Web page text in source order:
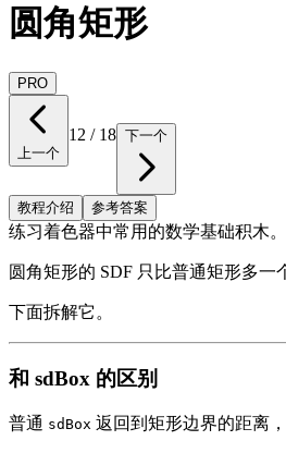
圆角矩形
PRO
上一个
12 / 18 下一个
教程介绍 参考答案
练习着色器中常用的数学基础积木。
圆角矩形的 SDF 只比普通矩形多
下面拆解它。
和 sdBox 的区别
普通 sdBox 返回到矩形边界的距离